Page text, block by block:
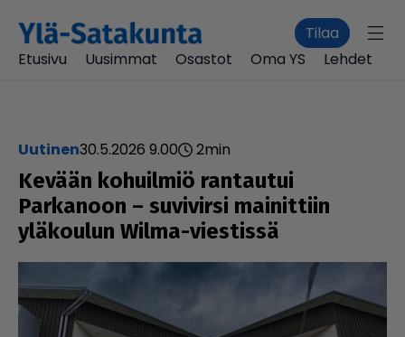
Tilaa
Etusivu
Uusimmat Osastot Oma YS Lehdet
uutinen30.5.2026 9.00 2min
Kevään kohuilmiö rantautui
Parkanoon – suvivirsi mai­nit­tiin
yläkoulun Wilma-viestissä